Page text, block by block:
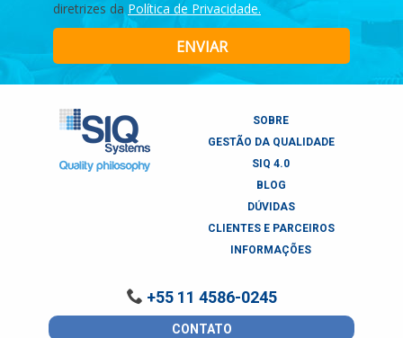
diretrizes da Política de Privacidade.
ENVIAR
SOBRE
GESTÃO DA QUALIDADE
SIQ 4.0
BLOG
DÚVIDAS
CLIENTES E PARCEIROS
INFORMAÇÕES
+55 11 4586-0245
CONTATO